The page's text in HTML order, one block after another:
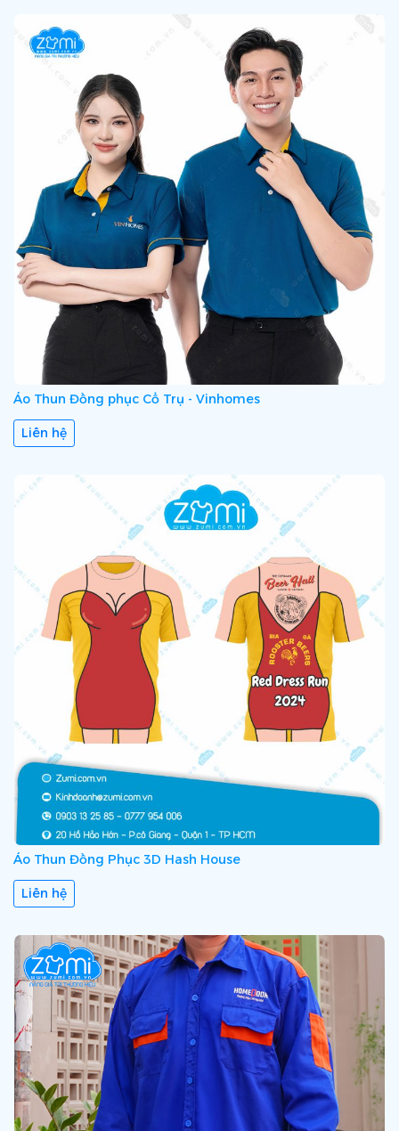
Áo Thun Đồng phục Cổ Trụ - Vinhomes
Liên hệ
Áo Thun Đồng Phục 3D Hash House
Liên hệ